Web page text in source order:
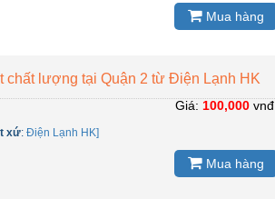
Mua hàng
chất lượng tại Quận 2 từ Điện Lạnh HK
xứ:Điện Lạnh HK]
Giá: 100,000vnđ
Mua hàng